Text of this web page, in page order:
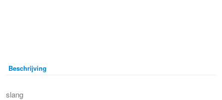
Beschrijving
slang